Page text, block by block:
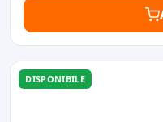
DISPONIBILE